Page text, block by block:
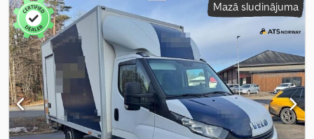
7 789 kg, asu konfigurācija: , krāsa:
, vadītāja kabīne:
gulēšanas kabīne
, piekares sistēma:gaiss , Ražošanas gads:
Aprīkojums:
ABS, centrālā atslēga, gaisa kondicionēšana, gaisa
spilvens, ledusskapis, nesmēķētāju transportlīdzeklis
Mazā sludinājuma